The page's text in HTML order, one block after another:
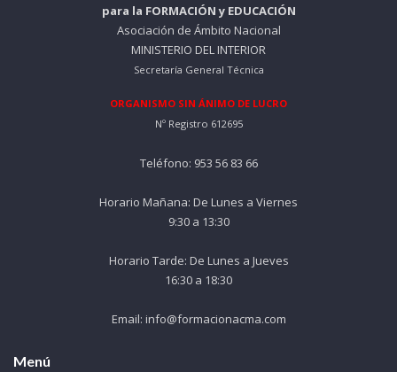
para la FORMACIÓN y EDUCACIÓN
Asociación de Ámbito Nacional
MINISTERIO DEL INTERIOR
Secretaría General Técnica
ORGANISMO SIN ÁNIMO DE LUCRO
Nº Registro 612695
Teléfono: 953 56 83 66
Horario Mañana: De Lunes a Viernes
9:30 a 13:30
Horario Tarde: De Lunes a Jueves
16:30 a 18:30
Email: info@formacionacma.com
Menú